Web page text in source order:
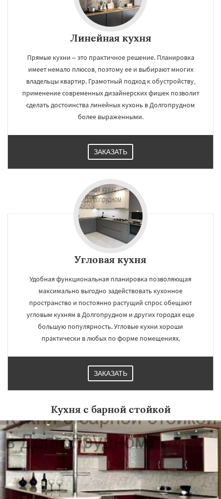
Линейная кухня
Прямые кухни – это практичное решение. Планировка
имеет немало плюсов, поэтому ее и выбирают многих
владельцы квартир. Грамотный подход к обустройству,
применение современных дизайнерских фишек позволит
сделать достоинства линейных кухонь в Долгопрудном
более выраженными.
ЗАКАЗАТЬ
Угловая кухня
Удобная функциональная планировка позволяющая
максимально выгодно задействовать кухонное
пространство и постоянно растущий спрос обещают
угловым кухням в Долгопрудном и других городах еще
большую популярность. Угловые кухни хороши
практически в любых по форме помещениях.
ЗАКАЗАТЬ
Кухня с барной стойкой